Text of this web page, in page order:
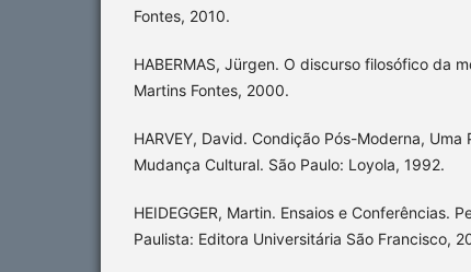
Fontes, 2010.
HABERMAS, Jürgen. O discurso filosófico da
Martins Fontes, 2000.
HARVEY, David. Condição Pós-Moderna,
Mudança Cultural. São Paulo: Loyola, 1992.
HEIDEGGER, Martin. Ensaios e Conferências.
Paulista: Editora Universitária São Francisco,